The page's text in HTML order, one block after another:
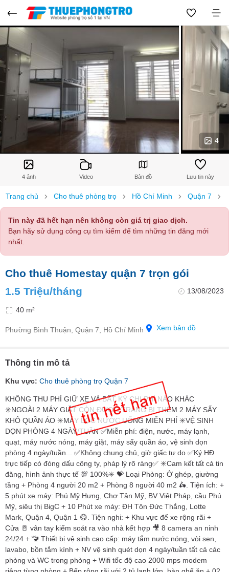
4
4 ảnh Video Bản đồ Lưu tin này
Trang chủ Cho thuê phòng trọ Hồ Chí Minh Quận 7
Tin này đã hết hạn nên không còn giá trị giao dịch.
Bạn hãy sử dụng công cụ tìm kiếm để tìm những tin đăng mới
nhất.
Cho thuê Homestay quận 7 trọn gói
1.5 Triệu/tháng
13/08/2023
40 m²
Phường Bình Thuận, Quận 7, Hồ Chí Minh Xem bản đồ
Thông tin mô tả
Khu vực: Cho thuê phòng trọ Quận 7
KHÔNG THU PHÍ GIỮ XE VÀ BẤT KỲ CHI PHÍ NÀO KHÁC
✳️NGOÀI 2 MÁY GIẶT CÒN ĐƯỢC TRANG BỊ THÊM 2 MÁY SẤY
KHÔ QUẦN ÁO ✳️MÁY LỌC NƯỚC UỐNG MIỄN PHÍ ✳️VỆ SINH
DỌN PHÒNG 4 NGÀY/TUẦN ✅Miễn phí: điện, nước, máy lạnh,
quạt, máy nước nóng, máy giặt, máy sấy quần áo, vệ sinh dọn
phòng 4 ngày/tuần... ✅Không chung chủ, giờ giấc tự do ✅Ký HĐ
trực tiếp có đóng dấu công ty, pháp lý rõ ràng✅ ✳️Cam kết tất cả tin
đăng, hình ảnh thực tế 💯 100%✳️ 💝 Loại Phòng: Ở ghép, giường
tầng + Phòng 4 người 20 m2 + Phòng 8 người 40 m2 🛵. Tiện ích: +
5 phút xe máy: Phú Mỹ Hưng, Chợ Tân Mỹ, BV Việt Pháp, cầu Phú
Mỹ, siêu thị BigC + 10 Phút xe máy: ĐH Tôn Đức Thắng, Lotte
Mark, Quận 4, Quận 1 😋. Tiện nghi: + Khu vực để xe rộng rãi +
Cửa 🚪 vân tay kiểm soát ra vào nhà kết hợp 🎥 8 camera an ninh
24/24 + 🚾 Thiết bị vệ sinh cao cấp: máy tắm nước nóng, vòi sen,
lavabo, bồn tắm kính + NV vệ sinh quét dọn 4 ngày/tuần tất cả các
phòng và WC trong phòng + Wifi tốc độ cao 2000 mps modem